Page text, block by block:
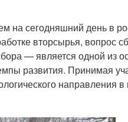
на сегодняшний день в
вторсырья, вопрос
— является одной из
развития. Принимая
направления